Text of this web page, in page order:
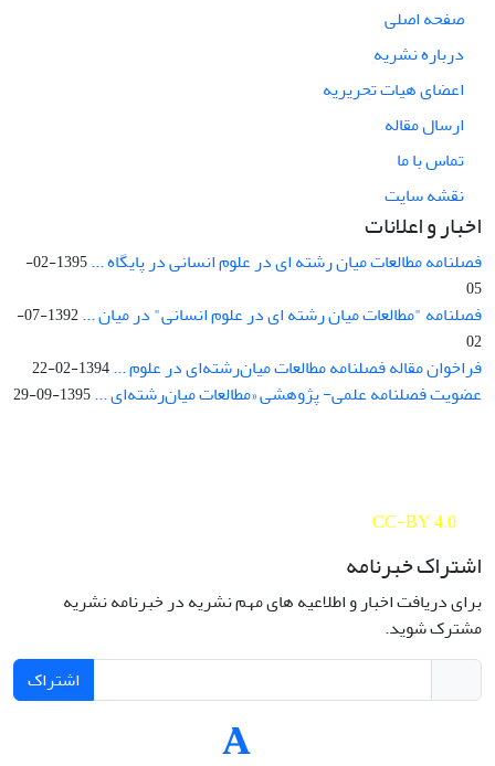
صفحه اصلی
درباره نشریه
اعضای هیات تحریریه
ارسال مقاله
تماس با ما
نقشه سایت
اخبار و اعلانات
فصلنامه مطالعات میان رشته ای در علوم انسانی در پایگاه ...
1395-02-
05
فصلنامه "مطالعات میان رشته ای در علوم انسانی" در میان ...
1392-07-
02
فراخوان مقاله فصلنامه مطالعات میان‌رشته‌ای در علوم ...1394-02-22
عضویت فصلنامه علمی- پژوهشی «مطالعات میان‌رشته‌ای ...1395-09-29
CC-BY 4.0
اشتراک خبرنامه
برای دریافت اخبار و اطلاعیه های مهم نشریه در خبرنامه نشریه
مشترک شوید.
اشتراک